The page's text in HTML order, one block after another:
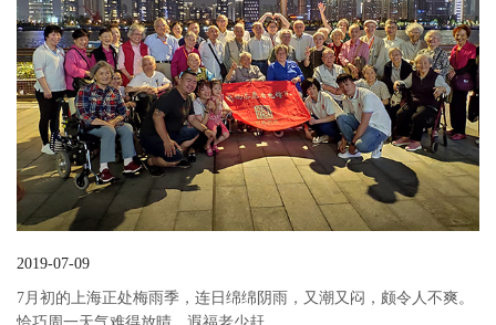
2019-07-09
7月初的上海正处梅雨季，连日绵绵阴雨，又潮又闷，颇令人不爽。